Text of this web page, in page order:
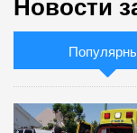
Новости